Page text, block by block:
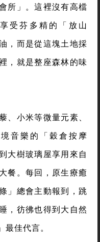
所」。這裡沒有高檔
受芬多精的「放山
，而是從這塊土地採
，就是整座森林的味
、小米等微量元素、
音樂的「穀倉按摩
大樹玻璃屋享用來自
餐。每回，原生療癒
」總會主動報到，跳
，彷彿也得到大自然
佳代言。